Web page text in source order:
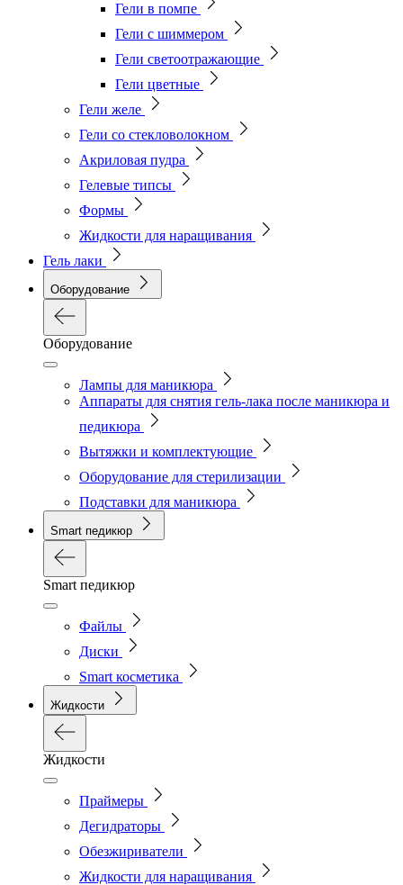
Гели в помпе
Гели с шиммером
Гели светоотражающие
Гели цветные
Гели желе
Гели со стекловолокном
Акриловая пудра
Гелевые типсы
Формы
Жидкости для наращивания
Гель лаки
Оборудование
Оборудование
Лампы для маникюра
Аппараты для снятия гель-лака после маникюра и
педикюра
Вытяжки и комплектующие
Оборудование для стерилизации
Подставки для маникюра
Smart педикюр
Smart педикюр
Файлы
Диски
Smart косметика
Жидкости
Жидкости
Праймеры
Дегидраторы
Обезжириватели
Жидкости для наращивания